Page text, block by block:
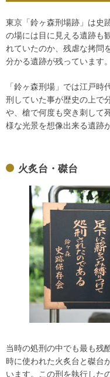
東京「鈴ヶ森刑場跡」は史
の場には目に見える遺跡も
れていたのか、残虐な拷問
分かる遺跡が残っています。
「鈴ヶ森刑場」では江戸
刑していた事が歴史の上で
や、槍で何度も突き刺して
様な光景を想像出来る遺跡
火炙台・磔台
当時の処刑の中でも最も残
時に使われた火炙台と磔台
います。この刑を執行した